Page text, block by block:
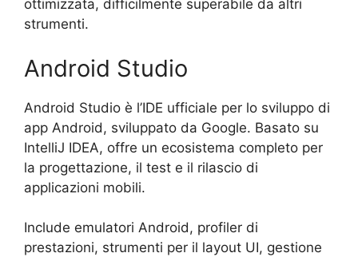
ottimizzata, difficilmente superabile da altri
strumenti.
Android Studio
Android Studio è l’IDE ufficiale per lo sviluppo di
app Android, sviluppato da Google. Basato su
IntelliJ IDEA, offre un ecosistema completo per
la progettazione, il test e il rilascio di
applicazioni mobili.
Include emulatori Android, profiler di
prestazioni, strumenti per il layout UI, gestione